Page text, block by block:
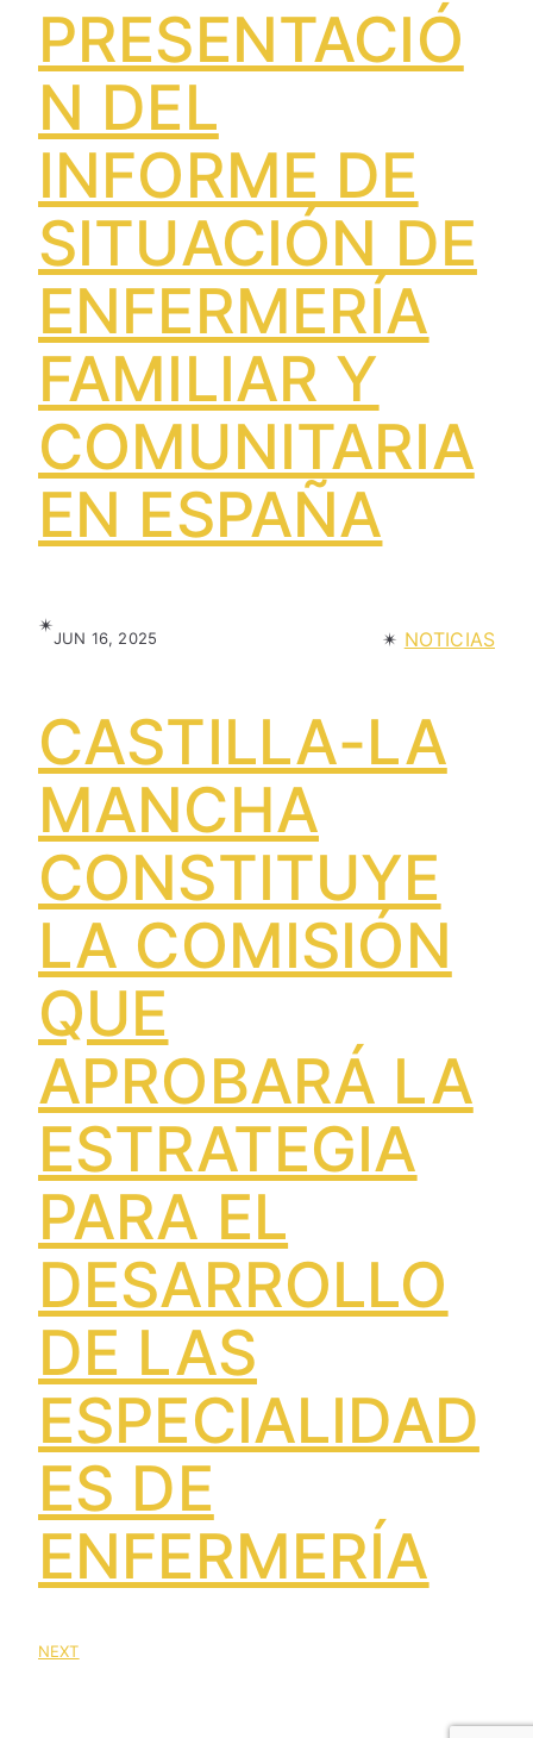
PRESENTACIÓ
N DEL
INFORME DE
SITUACIÓN DE
ENFERMERÍA
FAMILIAR Y
COMUNITARIA
EN ESPAÑA
✴︎
JUN 16, 2025 ✴︎ NOTICIAS
CASTILLA-LA
MANCHA
CONSTITUYE
LA COMISIÓN
QUE
APROBARÁ LA
ESTRATEGIA
PARA EL
DESARROLLO
DE LAS
ESPECIALIDAD
ES DE
ENFERMERÍA
NEXT